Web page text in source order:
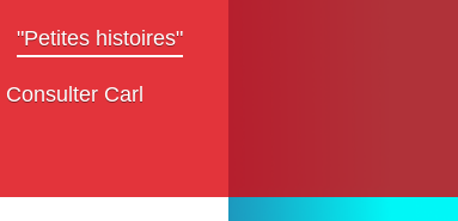
"Petites histoires"
Consulter Carl